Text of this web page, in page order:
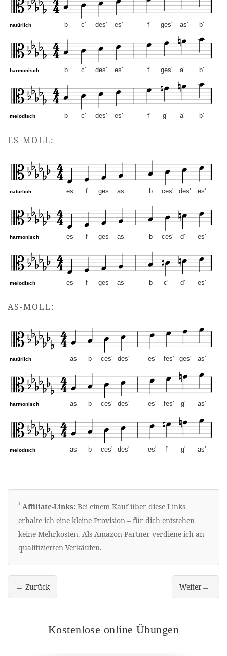
natürlich b c' des' es' f' ges' as' b'
harmonisch b c' des' es' f' ges' a' b'
melodisch b c' des' es' f' g' a' b'
ES-MOLL:
natürlich es f ges as b ces' des' es'
harmonisch es f ges as b ces' d' es'
melodisch es f ges as b c' d' es'
AS-MOLL:
natürlich as b ces' des' es' fes' ges' as'
harmonisch as b ces' des' es' fes' g' as'
melodisch as b ces' des' es' f' g' as'
Erklärung zu Werbelinks
¹ Affiliate-Links: Bei einem Kauf über diese Links
erhalte ich eine kleine Provision – für dich entstehen
keine Mehrkosten. Als Amazon-Partner verdiene ich an
qualifizierten Verkäufen.
← Zurück Weiter→
Kostenlose online Übungen